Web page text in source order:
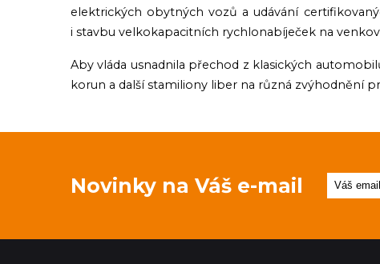
elektrických obytných vozů a udávání
i stavbu velkokapacitních rychlonabíječek na
Aby vláda usnadnila přechod z klasických
korun a další stamiliony liber na různá zvýhodnění
Novinky na Váš e-mail